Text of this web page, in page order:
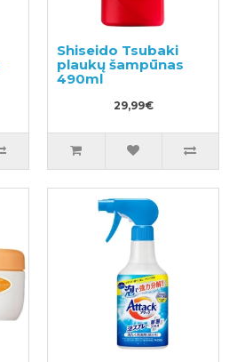
Shiseido Tsubaki
plaukų šampūnas
490ml
29,99€